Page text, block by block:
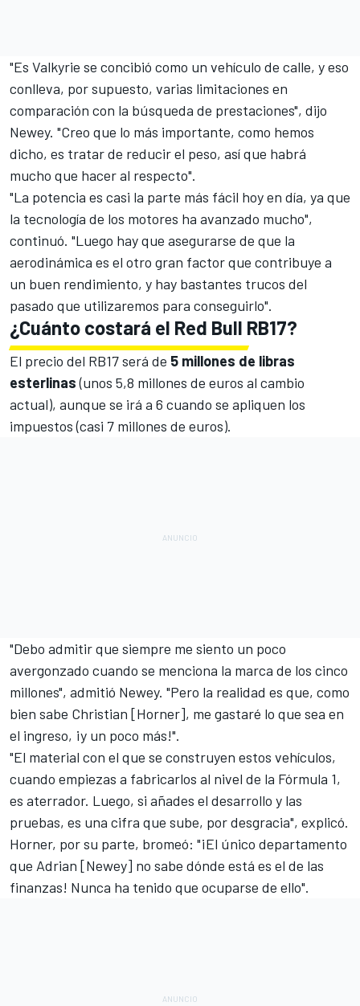
"Es Valkyrie se concibió como un vehículo de calle, y eso
conlleva, por supuesto, varias limitaciones en
comparación con la búsqueda de prestaciones", dijo
Newey. "Creo que lo más importante, como hemos
dicho, es tratar de reducir el peso, así que habrá
mucho que hacer al respecto".
"La potencia es casi la parte más fácil hoy en día, ya que
la tecnología de los motores ha avanzado mucho",
continuó. "Luego hay que asegurarse de que la
aerodinámica es el otro gran factor que contribuye a
un buen rendimiento, y hay bastantes trucos del
pasado que utilizaremos para conseguirlo".
¿Cuánto costará el Red Bull RB17?
El precio del RB17 será de 5 millones de libras
esterlinas(unos 5,8 millones de euros al cambio
actual), aunque se irá a 6 cuando se apliquen los
impuestos (casi 7 millones de euros).
"Debo admitir que siempre me siento un poco
avergonzado cuando se menciona la marca de los cinco
millones", admitió Newey. "Pero la realidad es que, como
bien sabe Christian [Horner], me gastaré lo que sea en
el ingreso, ¡y un poco más!".
"El material con el que se construyen estos vehículos,
cuando empiezas a fabricarlos al nivel de la Fórmula 1,
es aterrador. Luego, si añades el desarrollo y las
pruebas, es una cifra que sube, por desgracia", explicó.
Horner, por su parte, bromeó: "¡El único departamento
que Adrian [Newey] no sabe dónde está es el de las
finanzas! Nunca ha tenido que ocuparse de ello".